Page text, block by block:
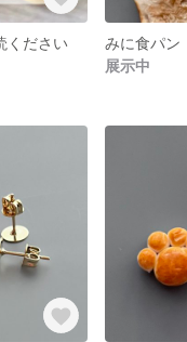
ください
みに食パン
展示中